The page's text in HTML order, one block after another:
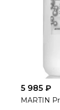
5 985 ₽
MARTIN